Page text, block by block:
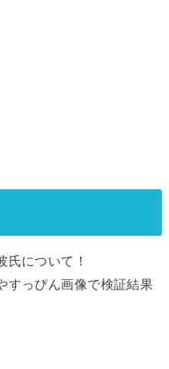
氏について！
すっぴん画像で検証結果